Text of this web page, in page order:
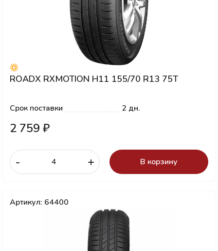
ROADX RXMOTION H11 155/70 R13 75T
Срок поставки 2 дн.
2 759 ₽
- + В корзину
Артикул: 64400